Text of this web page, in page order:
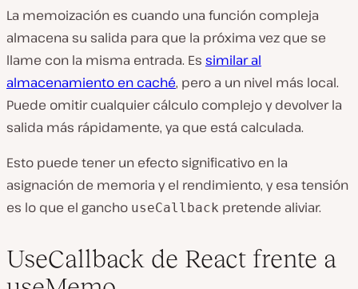
La memoización es cuando una función compleja
almacena su salida para que la próxima vez que se
llame con la misma entrada. Es similar al
almacenamiento en caché, pero a un nivel más local.
Puede omitir cualquier cálculo complejo y devolver la
salida más rápidamente, ya que está calculada.
Esto puede tener un efecto significativo en la
asignación de memoria y el rendimiento, y esa tensión
es lo que el gancho useCallback pretende aliviar.
UseCallback de React frente a